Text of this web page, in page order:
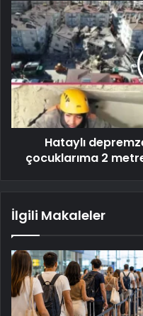
Hataylı
çocuklarıma 2
İlgili Makaleler